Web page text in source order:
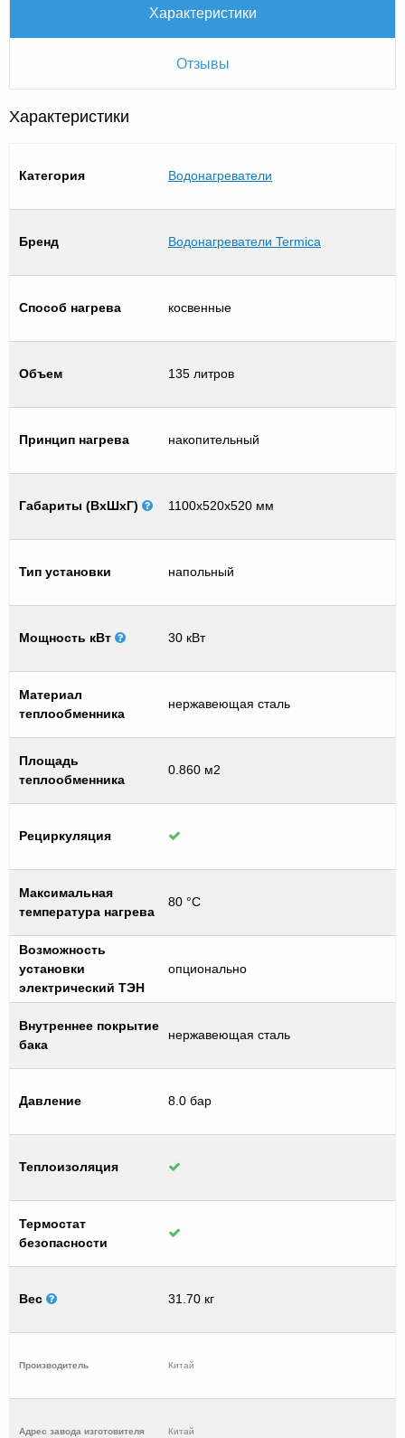
Характеристики
Отзывы
Характеристики
Категория Водонагреватели
Бренд Водонагреватели Termica
Способ нагрева косвенные
Объем 135 литров
Принцип нагрева накопительный
Габариты (ВхШхГ) 1100x520x520 мм
Тип установки напольный
Мощность кВт 30 кВт
Материал
теплообменника
нержавеющая сталь
Площадь
теплообменника
0.860 м2
Рециркуляция
Максимальная
температура нагрева
80 °C
Возможность
установки
электрический ТЭН
опционально
Внутреннее покрытие
бака
нержавеющая сталь
Давление 8.0 бар
Теплоизоляция
Термостат
безопасности
Вес 31.70 кг
Производитель Китай
Адрес завода изготовителя Китай